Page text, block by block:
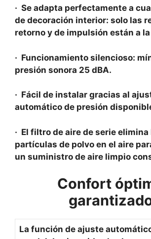
· Se adapta perfectamente a
de decoración interior: solo las
retorno y de impulsión están a
· Funcionamiento silencioso:
presión sonora 25 dBA.
· Fácil de instalar gracias al
automático de presión
· El filtro de aire de serie elimina
partículas de polvo en el aire
un suministro de aire limpio
Confort
La función de ajuste